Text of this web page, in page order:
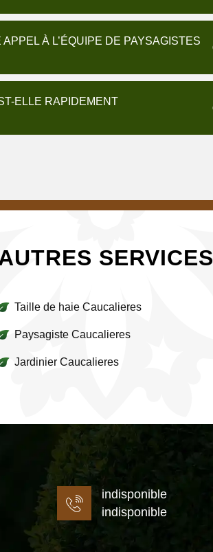
À L’ÉQUIPE DE PAYSAGISTES
ELLE RAPIDEMENT
SERVICES
Taille de haie Caucalieres
Paysagiste Caucalieres
Jardinier Caucalieres
indisponible
indisponible